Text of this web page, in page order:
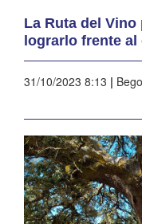
La Ruta del
lograrlo frente
31/10/2023 8:13 |